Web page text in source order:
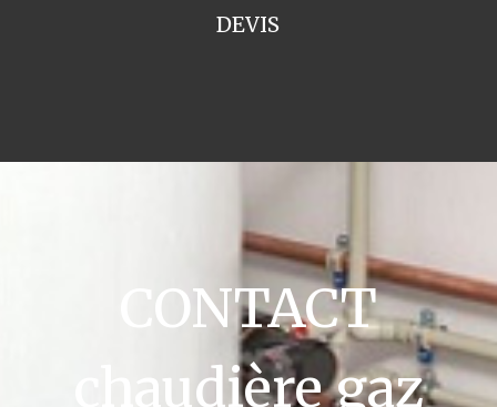
DEVIS
CONTACT
chaudière gaz